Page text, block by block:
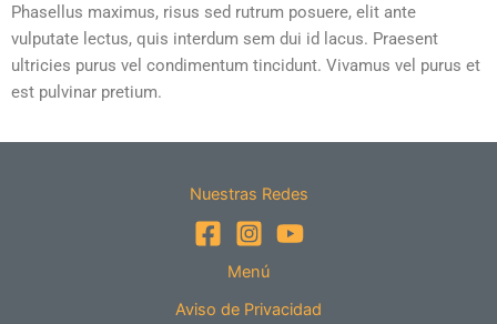
Phasellus maximus, risus sed rutrum posuere, elit ante
vulputate lectus, quis interdum sem dui id lacus. Praesent
ultricies purus vel condimentum tincidunt. Vivamus vel purus et
est pulvinar pretium.
Nuestras Redes
Menú
Aviso de Privacidad